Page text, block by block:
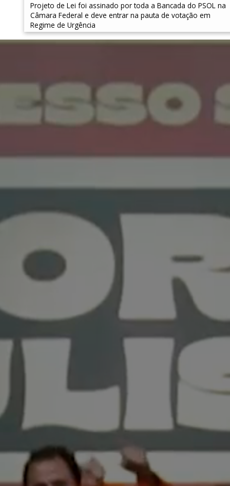
Projeto de Lei foi assinado por toda a Bancada do PSOL na
Câmara Federal e deve entrar na pauta de votação em
Regime de Urgência